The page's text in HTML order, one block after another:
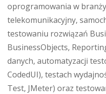
oprogramowania w
telekomunikacyjny,
testowaniu rozwiązań
BusinessObjects,
danych, automatyzacji
CodedUI), testach
Test, JMeter) oraz